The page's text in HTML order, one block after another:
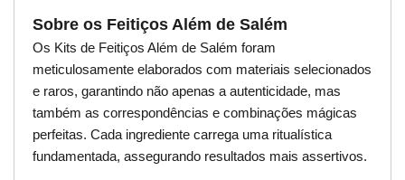
Sobre os Feitiços Além de Salém
Os Kits de Feitiços Além de Salém foram
meticulosamente elaborados com materiais selecionados
e raros, garantindo não apenas a autenticidade, mas
também as correspondências e combinações mágicas
perfeitas. Cada ingrediente carrega uma ritualística
fundamentada, assegurando resultados mais assertivos.